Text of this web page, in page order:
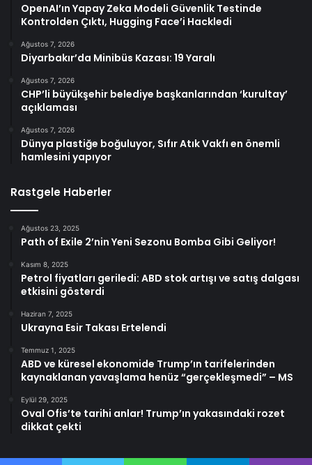
OpenAI’ın Yapay Zeka Modeli Güvenlik Testinde
Kontrolden Çıktı, Hugging Face’i Hackledi
Ağustos 7, 2026
Diyarbakır’da Minibüs Kazası: 19 Yaralı
Ağustos 7, 2026
CHP’li büyükşehir belediye başkanlarından ‘kurultay’
açıklaması
Ağustos 7, 2026
Dünya plastiğe boğuluyor, Sıfır Atık Vakfı en önemli
hamlesini yapıyor
Rastgele Haberler
Ağustos 23, 2025
Path of Exile 2’nin Yeni Sezonu Bomba Gibi Geliyor!
Kasım 8, 2025
Petrol fiyatları geriledi: ABD stok artışı ve satış dalgası
etkisini gösterdi
Haziran 7, 2025
Ukrayna Esir Takası Ertelendi
Temmuz 1, 2025
ABD ve küresel ekonomide Trump’ın tarifelerinden
kaynaklanan yavaşlama henüz “gerçekleşmedi” – MS
Eylül 29, 2025
Oval Ofis’te tarihi anlar! Trump’ın yakasındaki rozet
dikkat çekti